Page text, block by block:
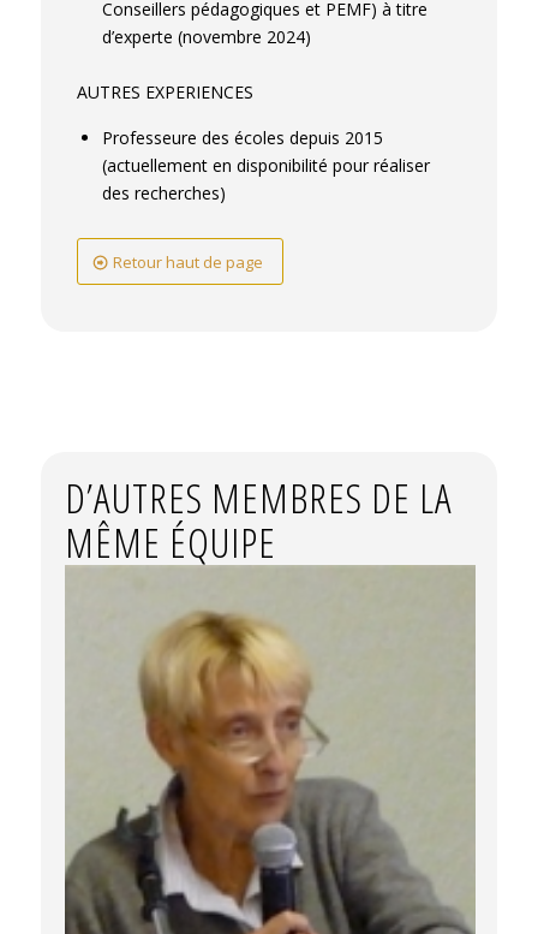
Conseillers pédagogiques et PEMF) à titre
d’experte (novembre 2024)
AUTRES EXPERIENCES
Professeure des écoles depuis 2015
(actuellement en disponibilité pour réaliser
des recherches)
Retour haut de page
D’AUTRES MEMBRES DE LA
MÊME ÉQUIPE